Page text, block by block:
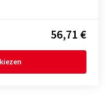
56,71 €